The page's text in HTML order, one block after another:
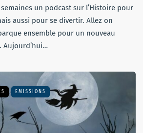
un podcast sur l’Histoire pour
aussi pour se divertir. Allez on
ensemble pour un nouveau
Aujourd’hui…
EMISSIONS